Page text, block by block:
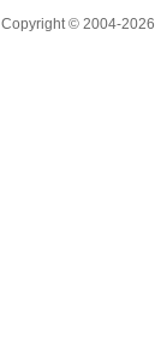
Copyright © 2004-2026